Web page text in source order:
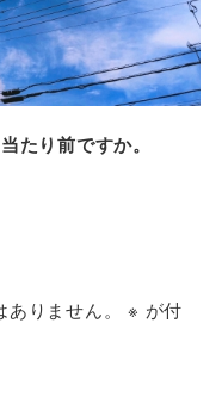
たり前ですか。
りません。 ※ が付